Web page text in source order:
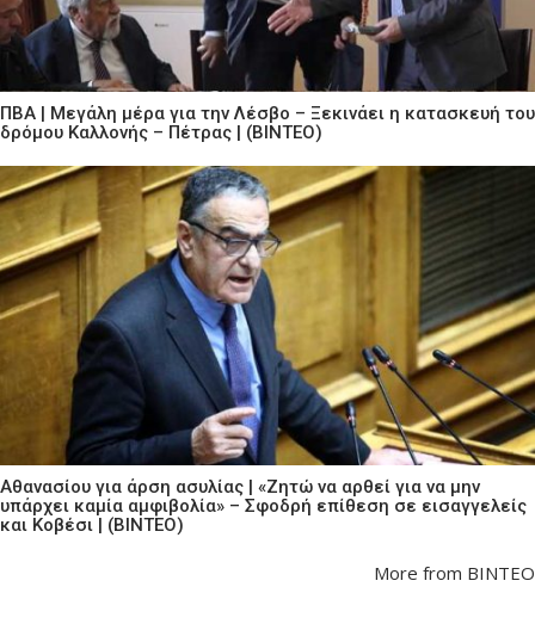
ΠΒΑ | Μεγάλη μέρα για την Λέσβο – Ξεκινάει η κατασκευή του
δρόμου Καλλονής – Πέτρας | (ΒΙΝΤΕΟ)
Αθανασίου για άρση ασυλίας | «Ζητώ να αρθεί για να μην
υπάρχει καμία αμφιβολία» – Σφοδρή επίθεση σε εισαγγελείς
και Κοβέσι | (ΒΙΝΤΕΟ)
More from ΒΙΝΤΕΟ